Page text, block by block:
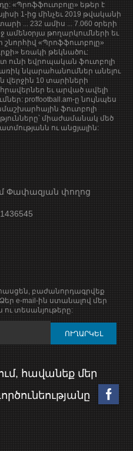
«Պրոֆֆուտբոլը» եթեր է
1-ից մինչեւ 2019 թվականի
... 232 ամիս ... 7.060 օրերի
ամենօրյա թողարկումների եւ
շնորհիվ «Պրոֆֆուտբոլը»
եռակի թեկնածու:
ունի եվրոպական ֆուտբոլի
նկարահանումներ անելու
վերջին 10 տարիների
հրավերներ եւ արված ավելի
proffootball.am-ը նույնպես
ֆուտբոլի
միաժամանակ մեծ
ու անցյալին:
Փափազյան փողոց
հասցեն, բաժանորդագրվեք
e-mail-ին ստանալով մեր
ու տեսանյութերը:
հավանեք մեր